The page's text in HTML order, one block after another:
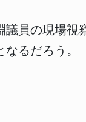
員の現場視
るだろう。